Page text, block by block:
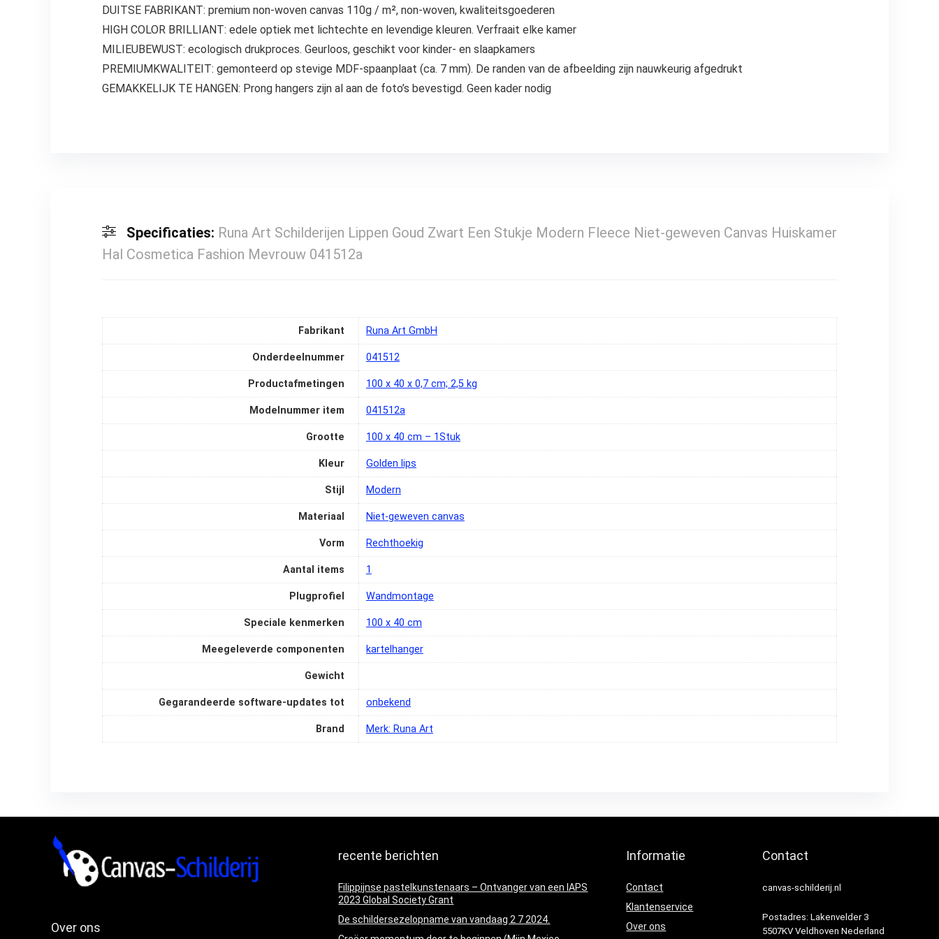
DUITSE FABRIKANT: premium non-woven canvas 110g / m², non-woven, kwaliteitsgoederen
HIGH COLOR BRILLIANT: edele optiek met lichtechte en levendige kleuren. Verfraait elke kamer
MILIEUBEWUST: ecologisch drukproces. Geurloos, geschikt voor kinder- en slaapkamers
PREMIUMKWALITEIT: gemonteerd op stevige MDF-spaanplaat (ca. 7 mm). De randen van de afbeelding zijn nauwkeurig afgedrukt
GEMAKKELIJK TE HANGEN: Prong hangers zijn al aan de foto’s bevestigd. Geen kader nodig
Specificaties: Runa Art Schilderijen Lippen Goud Zwart Een Stukje Modern Fleece Niet-geweven Canvas Huiskamer
Hal Cosmetica Fashion Mevrouw 041512a
Fabrikant ‎Runa Art GmbH
Onderdeelnummer ‎041512
Productafmetingen ‎100 x 40 x 0,7 cm; 2,5 kg
Modelnummer item ‎041512a
Grootte ‎100 x 40 cm – 1Stuk
Kleur ‎Golden lips
Stijl ‎Modern
Materiaal ‎Niet-geweven canvas
Vorm ‎Rechthoekig
Aantal items ‎1
Plugprofiel ‎Wandmontage
Speciale kenmerken ‎100 x 40 cm
Meegeleverde componenten ‎kartelhanger
Gewicht
Gegarandeerde software-updates tot ‎onbekend
Brand Merk: Runa Art
Over ons
recente berichten
Filippijnse pastelkunstenaars – Ontvanger van een IAPS
2023 Global Society Grant
De schildersezelopname van vandaag 2 7 2024.
Informatie
Contact
Klantenservice
Over ons
Contact
canvas-schilderij.nl
Postadres: Lakenvelder 3
5507KV Veldhoven Nederland